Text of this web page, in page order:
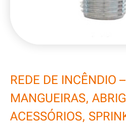
REDE DE INCÊNDIO
MANGUEIRAS,
ACESSÓRIOS,